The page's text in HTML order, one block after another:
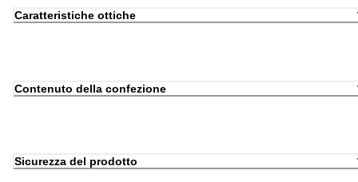
Caratteristiche ottiche
Contenuto della confezione
Sicurezza del prodotto